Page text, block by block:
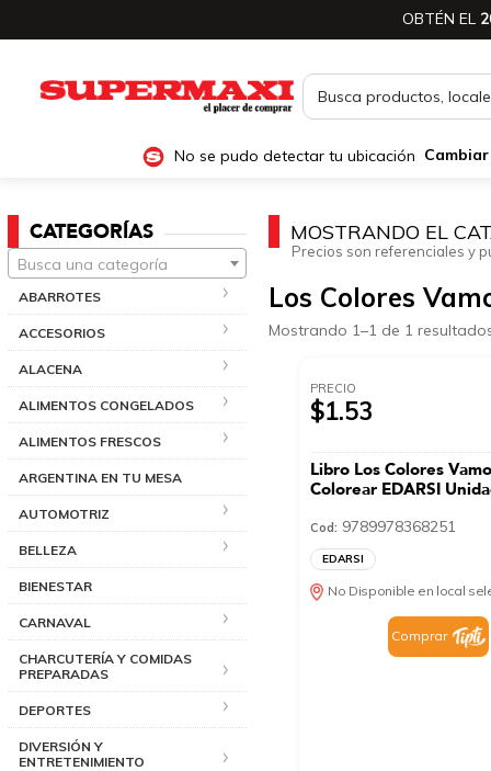
OBTÉN EL
No se pudo detectar tu ubicación Cambiar
CATEGORÍAS
Busca una categoría
ABARROTES
ACCESORIOS
ALACENA
ALIMENTOS CONGELADOS
ALIMENTOS FRESCOS
ARGENTINA EN TU MESA
AUTOMOTRIZ
BELLEZA
BIENESTAR
CARNAVAL
CHARCUTERÍA Y COMIDAS
PREPARADAS
DEPORTES
DIVERSIÓN Y
ENTRETENIMIENTO
MOSTRANDO EL
Precios son referenciales y
Los Colores
Mostrando 1–1 de 1
PRECIO
$1.53
Libro Los Colores
Colorear EDARSI
Cod: 9789978368251
EDARSI
No Disponible en local
Comprar